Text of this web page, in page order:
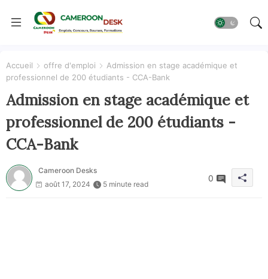
Accueil offre d'emploi
Admission en stage académique et
professionnel de 200 étudiants - CCA-Bank
Admission en stage académique et
professionnel de 200 étudiants -
CCA-Bank
Cameroon Desks
août 17, 2024
5 minute read
0